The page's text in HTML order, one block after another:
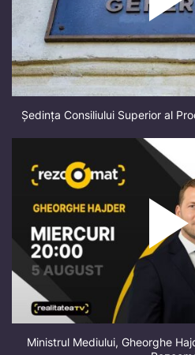
Ședința Consiliului Superior al
Ministrul Mediului, Gheorghe